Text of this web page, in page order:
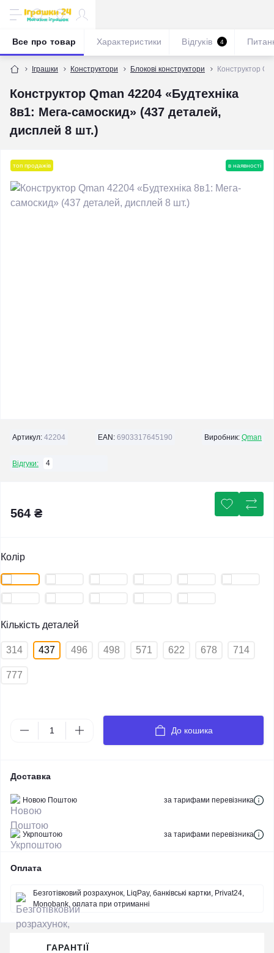
Іграшки Конструктори Блокові конструктори Конструктор
Конструктор Qman 42204 «Будтехніка
8в1: Мега-самоскид» (437 деталей,
дисплей 8 шт.)
Все про товар Характеристики Відгуків 4
топ продажів в наявності
Артикул: 42204 EAN:6903317645190 Виробник: Qman
Відгуки: 4
564 ₴
Колір
Кількість деталей
314 437 496 498 571 622 678 714
777
До кошика
Доставка
Новою Поштою за тарифами перевізника
Укрпоштою за тарифами перевізника
Оплата
Безготівковий розрахунок, LiqPay, банківські картки, Privat24,
Monobank, оплата при отриманні
ГАРАНТІЇ